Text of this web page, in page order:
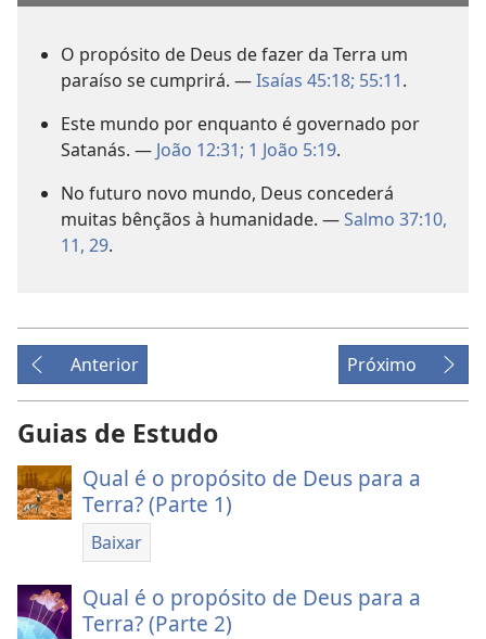
O propósito de Deus de fazer da Terra um
paraíso se cumprirá. —Isaías 45:18; 55:11.
Este mundo por enquanto é governado por
Satanás. — João 12:31; 1 João 5:19.
No futuro novo mundo, Deus concederá
muitas bênçãos à humanidade. —Salmo 37:10,
11, 29.
Anterior Próximo
Guias de Estudo
Qual é o propósito de Deus para a
Terra? (Parte 1)
Baixar
Qual é o propósito de Deus para a
Terra? (Parte 2)